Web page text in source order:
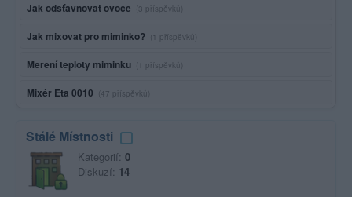
Jak odšťavňovat ovoce (3 příspěvků)
Jak mixovat pro miminko? (1 příspěvků)
Merení teploty miminku (1 příspěvků)
Mixér Eta 0010 (47 příspěvků)
Stálé Místnosti
Kategorií: 0
Diskuzí: 14